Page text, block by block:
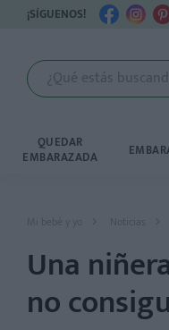
¡SÍGUENOS!
QUEDAR
EMBARAZADA
Mi bebé y yo Noticias
Una
no